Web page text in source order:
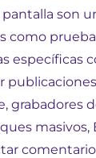
son
como
específicas
grabadores
masivos,